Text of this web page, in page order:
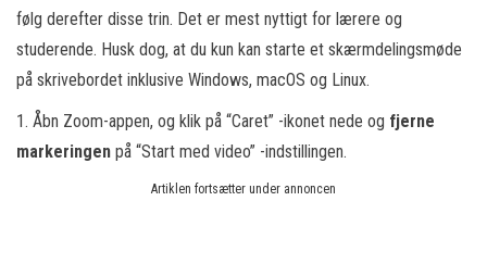
følg derefter disse trin. Det er mest nyttigt for lærere og
studerende. Husk dog, at du kun kan starte et skærmdelingsmøde
på skrivebordet inklusive Windows, macOS og Linux.
1. Åbn Zoom-appen, og klik på “Caret” -ikonet nede og fjerne
markeringen på “Start med video” -indstillingen.
Artiklen fortsætter under annoncen